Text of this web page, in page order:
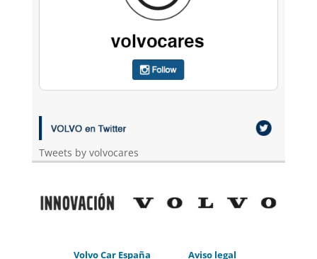
Tweets by volvocares
Volvo Car España
Aviso legal